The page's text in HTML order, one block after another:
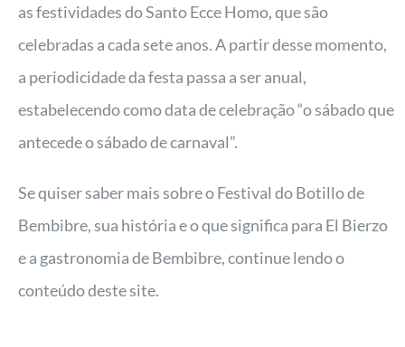
as festividades do Santo Ecce Homo, que são
celebradas a cada sete anos. A partir desse momento,
a periodicidade da festa passa a ser anual,
estabelecendo como data de celebração “o sábado que
antecede o sábado de carnaval”.
Se quiser saber mais sobre o Festival do Botillo de
Bembibre, sua história e o que significa para El Bierzo
e a gastronomia de Bembibre, continue lendo o
conteúdo deste site.